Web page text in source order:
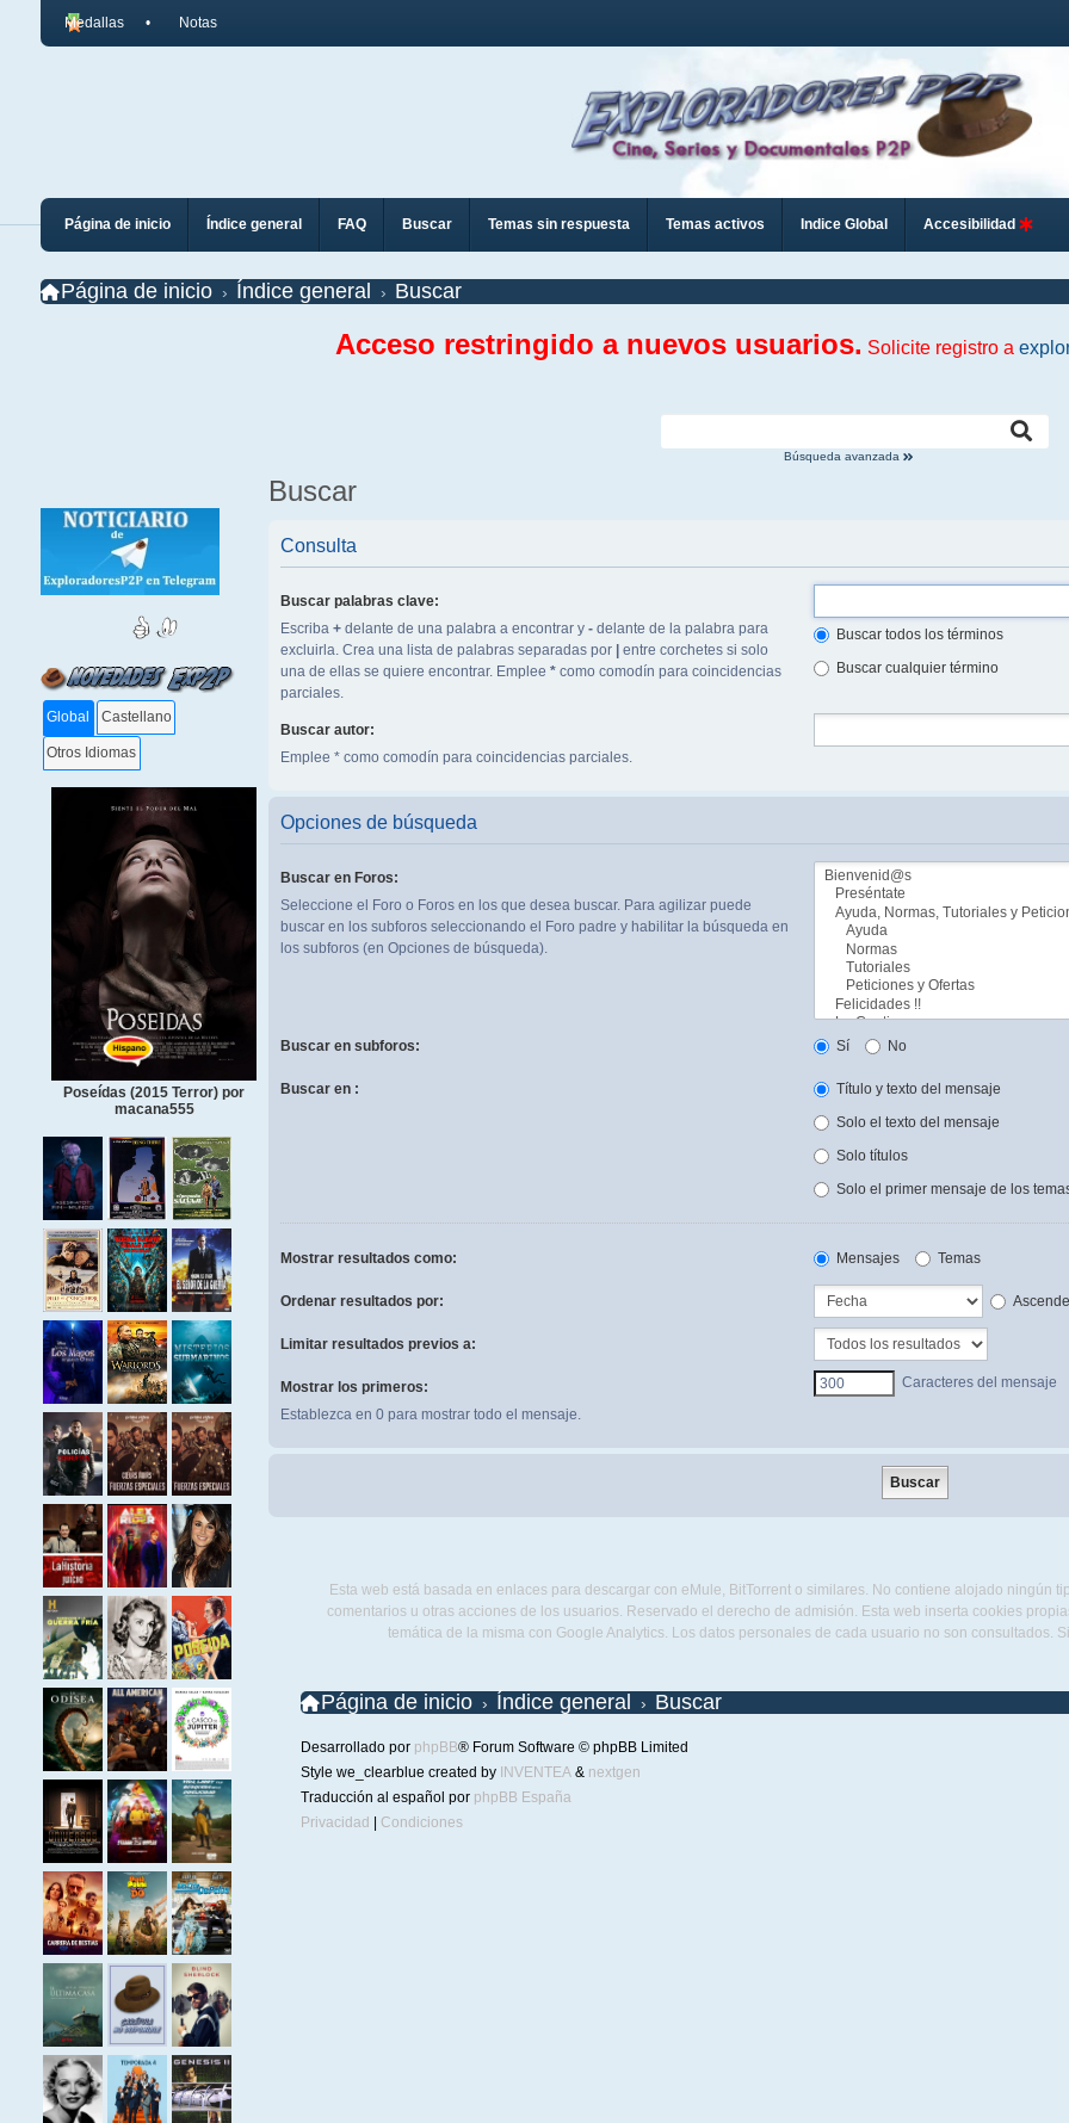
Medallas Notas
Página de inicio Índice general FAQ Buscar Temas sin respuesta Temas activos Indice Global Accesibilidad
Página de inicio Índice general Buscar
Acceso restringido a nuevos usuarios. Solicite registro a
Búsqueda avanzada
Global Castellano
Otros Idiomas
Poseídas (2015 Terror) por
macana555
Buscar
Consulta
Buscar palabras clave:
Escriba +delante de una palabra a encontrar y -delante de la palabra para
excluirla. Crea una lista de palabras separadas por
entre corchetes si solo
una de ellas se quiere encontrar. Emplee *como comodín para coincidencias
parciales.
Buscar todos los términos
Buscar cualquier término
Buscar autor:
Emplee * como comodín para coincidencias parciales.
Opciones de búsqueda
Buscar en Foros:
Seleccione el Foro o Foros en los que desea buscar. Para agilizar puede
buscar en los subforos seleccionando el Foro padre y habilitar la búsqueda en
los subforos (en Opciones de búsqueda).
Buscar en subforos: Sí No
Buscar en :
Título y texto del mensaje
Solo el texto del mensaje
Solo títulos
Solo el primer mensaje de los
Mostrar resultados como: Mensajes Temas
Ordenar resultados por:
Limitar resultados previos a:
Mostrar los primeros:
Establezca en 0 para mostrar todo el mensaje.
Caracteres del mensaje
Esta web está basada en enlaces para descargar con eMule, BitTorrent o similares. No contiene alojado ningún
comentarios u otras acciones de los usuarios. Reservado el derecho de admisión. Esta web inserta cookies
temática de la misma con Google Analytics. Los datos personales de cada usuario no son consultados.
Página de inicio Índice general Buscar
Desarrollado por phpBB® Forum Software © phpBB Limited
Style we_clearblue created by INVENTEA& nextgen
Traducción al español por phpBB España
Privacidad
Condiciones